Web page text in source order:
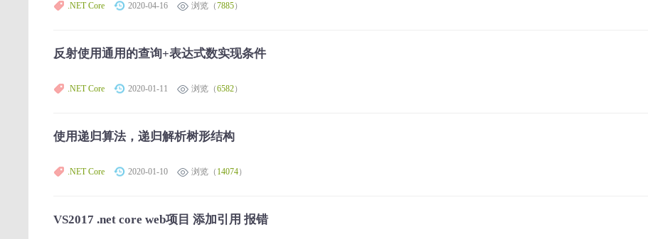
.NET Core 2020-04-16 浏览（7885）
反射使用通用的查询+表达式数实现条件
.NET Core 2020-01-11 浏览（6582）
使用递归算法，递归解析树形结构
.NET Core 2020-01-10 浏览（ 14074）
VS2017 .net core web项目 添加引用 报错